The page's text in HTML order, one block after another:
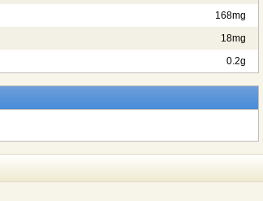
168mg
18mg
0.2g